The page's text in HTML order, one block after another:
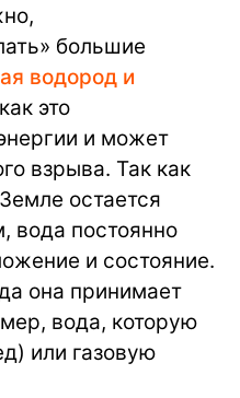
большие
водород и
это
и может
взрыва. Так как
остается
вода постоянно
и состояние.
она принимает
вода, которую
или газовую